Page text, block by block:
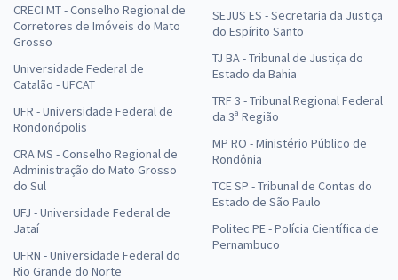
CRECI MT - Conselho Regional de
Corretores de Imóveis do Mato
Grosso
Universidade Federal de
Catalão - UFCAT
UFR - Universidade Federal de
Rondonópolis
CRA MS - Conselho Regional de
Administração do Mato Grosso
do Sul
UFJ - Universidade Federal de
Jataí
UFRN - Universidade Federal do
Rio Grande do Norte
SEJUS ES - Secretaria da Justiça
do Espírito Santo
TJ BA - Tribunal de Justiça do
Estado da Bahia
TRF 3 - Tribunal Regional Federal
da 3ª Região
MP RO - Ministério Público de
Rondônia
TCE SP - Tribunal de Contas do
Estado de São Paulo
Politec PE - Polícia Científica de
Pernambuco